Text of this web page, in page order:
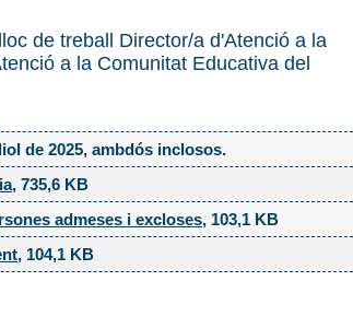
de treball Director/a d'Atenció a la
a la Comunitat Educativa del
de 2025, ambdós inclosos.
, 735,6 KB
admeses i excloses, 103,1 KB
, 104,1 KB